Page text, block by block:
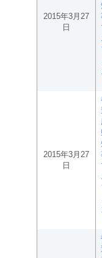
2015年3月27
日
2015年3月27
日